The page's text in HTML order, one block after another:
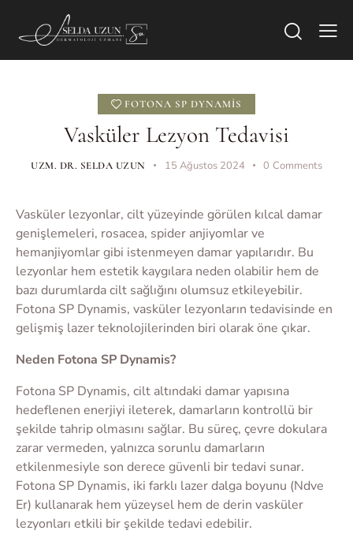
FOTONA SP DYNAMIS
Vasküler Lezyon Tedavisi
UZM. DR. SELDA UZUN 15 Ağustos 2024 0 Comments
Vasküler lezyonlar, cilt yüzeyinde görülen kılcal damar
genişlemeleri, rosacea, spider anjiyomlar ve
hemanjiyomlar gibi istenmeyen damar yapılarıdır. Bu
lezyonlar hem estetik kaygılara neden olabilir hem de
bazı durumlarda cilt sağlığını olumsuz etkileyebilir.
Fotona SP Dynamis, vasküler lezyonların tedavisinde en
gelişmiş lazer teknolojilerinden biri olarak öne çıkar.
Neden Fotona SP Dynamis?
Fotona SP Dynamis, cilt altındaki damar yapısına
hedeflenen enerjiyi ileterek, damarların kontrollü bir
şekilde tahrip olmasını sağlar. Bu süreç, çevre dokulara
zarar vermeden, yalnızca sorunlu damarların
etkilenmesiyle son derece güvenli bir tedavi sunar.
Fotona SP Dynamis, iki farklı lazer dalga boyunu (Ndve
Er) kullanarak hem yüzeysel hem de derin vasküler
lezyonları etkili bir şekilde tedavi edebilir.